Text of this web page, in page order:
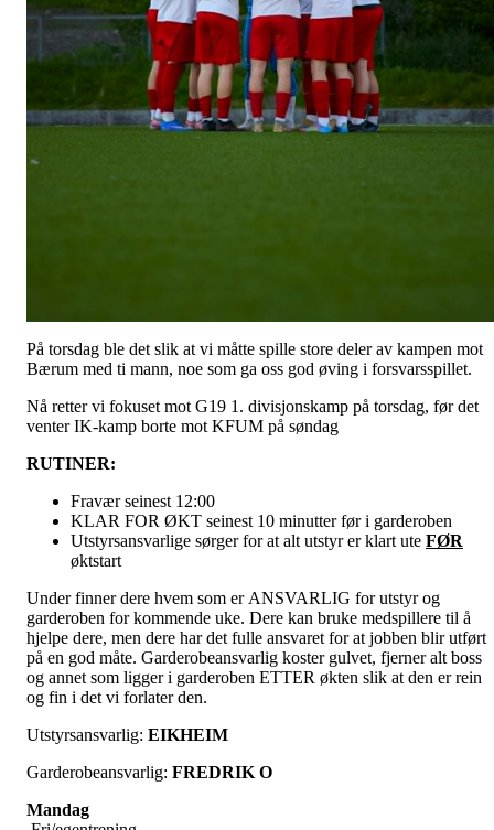
På torsdag ble det slik at vi måtte spille store deler av kampen mot
Bærum med ti mann, noe som ga oss god øving i forsvarsspillet.
Nå retter vi fokuset mot G19 1. divisjonskamp på torsdag, før det
venter IK-kamp borte mot KFUM på søndag
RUTINER:
Fravær seinest 12:00
KLAR FOR ØKT seinest 10 minutter før i garderoben
Utstyrsansvarlige sørger for at alt utstyr er klart ute FØR
øktstart
Under finner dere hvem som er ANSVARLIG for utstyr og
garderoben for kommende uke. Dere kan bruke medspillere til å
hjelpe dere, men dere har det fulle ansvaret for at jobben blir utført
på en god måte. Garderobeansvarlig koster gulvet, fjerner alt boss
og annet som ligger i garderoben ETTER økten slik at den er rein
og fin i det vi forlater den.
Utstyrsansvarlig: EIKHEIM
Garderobeansvarlig: FREDRIK O
Mandag